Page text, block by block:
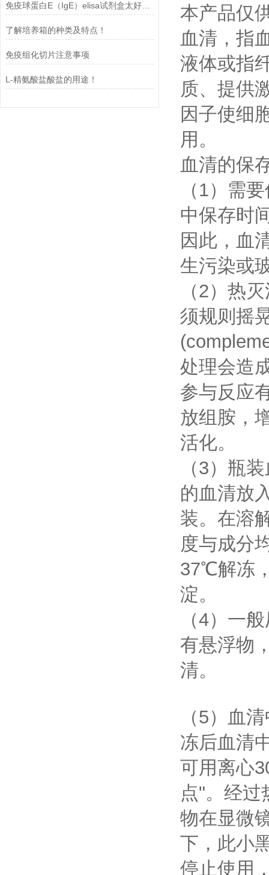
免疫球蛋白E（IgE）elisa试剂盒太好用啦
了解培养箱的种类及特点！
免疫组化切片注意事项
L-精氨酸盐酸盐的用途！
本产品仅
血清，指
液体或指
质、提供
因子使细
用。
血清的保
（1）需
中保存时
因此，血
生污染或
（2）热
须规则摇
处理会造
参与反应
放组胺，
活化。
（3）瓶
的血清放
装。在溶
度与成分
37℃解冻
淀。
（4）一
有悬浮物
清。
（5）血
冻后血清
可用离心
点"。经过
物在显微
下，此小
停止使用